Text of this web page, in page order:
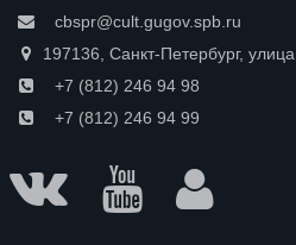
cbspr@cult.gugov.spb.ru
197136, Санкт-Петербург,
+7 (812) 246 94 98
+7 (812) 246 94 99